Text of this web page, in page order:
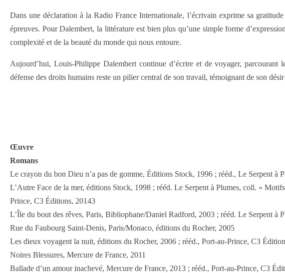
Dans une déclaration à la Radio France Internationale, l’écrivain exprime sa
épreuves. Pour Dalembert, la littérature est bien plus qu’une simple forme
complexité et de la beauté du monde qui nous entoure.
Aujourd’hui, Louis-Philippe Dalembert continue d’écrire et de voyager, parcourant
défense des droits humains reste un pilier central de son travail, témoignant de son
Œuvre
Romans
Le crayon du bon Dieu n’a pas de gomme, Éditions Stock, 1996 ; rééd., Le Serpent
L’Autre Face de la mer, éditions Stock, 1998 ; rééd. Le Serpent à Plumes, coll. «
Prince, C3 Éditions, 20143
L’Île du bout des rêves, Paris, Bibliophane/Daniel Radford, 2003 ; rééd. Le Serpent à
Rue du Faubourg Saint-Denis, Paris/Monaco, éditions du Rocher, 2005
Les dieux voyagent la nuit, éditions du Rocher, 2006 ; rééd., Port-au-Prince, C3
Noires Blessures, Mercure de France, 2011
Ballade d’un amour inachevé, Mercure de France, 2013 ; rééd., Port-au-Prince, C3